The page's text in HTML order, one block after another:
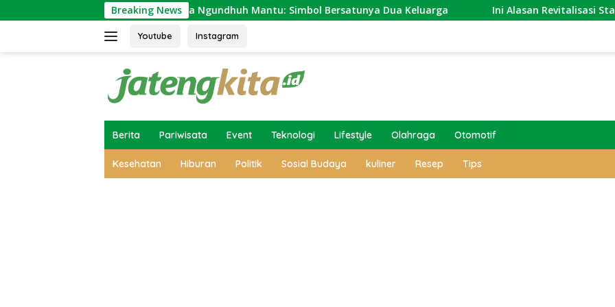
to
Breaking News
Makna Ngundhuh Mantu: Simbol Bersatunya Dua Keluarga Ini Alasan Revitalisasi Stasiun Semarang
Youtube Instagram
Berita Pariwisata Event Teknologi Lifestyle Olahraga Otomotif
Kesehatan Hiburan Politik Sosial Budaya kuliner Resep Tips